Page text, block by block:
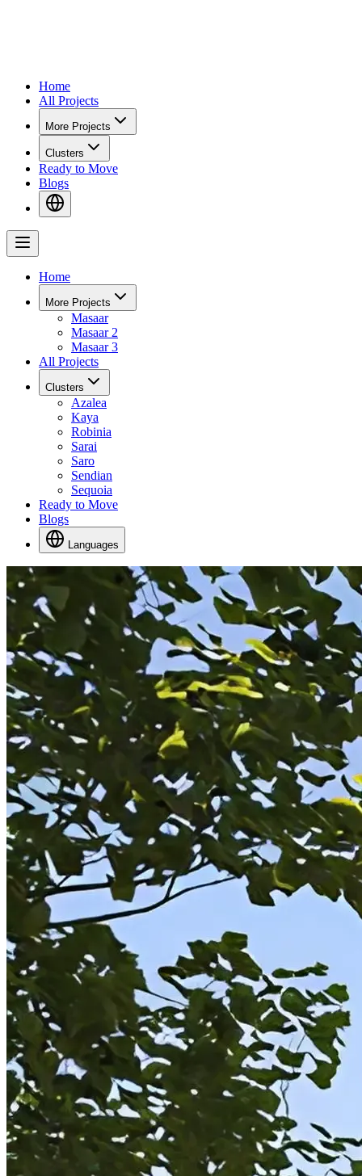
Home
All Projects
More Projects
Clusters
Ready to Move
Blogs
Home
More Projects
Masaar
Masaar 2
Masaar 3
All Projects
Clusters
Azalea
Kaya
Robinia
Sarai
Saro
Sendian
Sequoia
Ready to Move
Blogs
Languages